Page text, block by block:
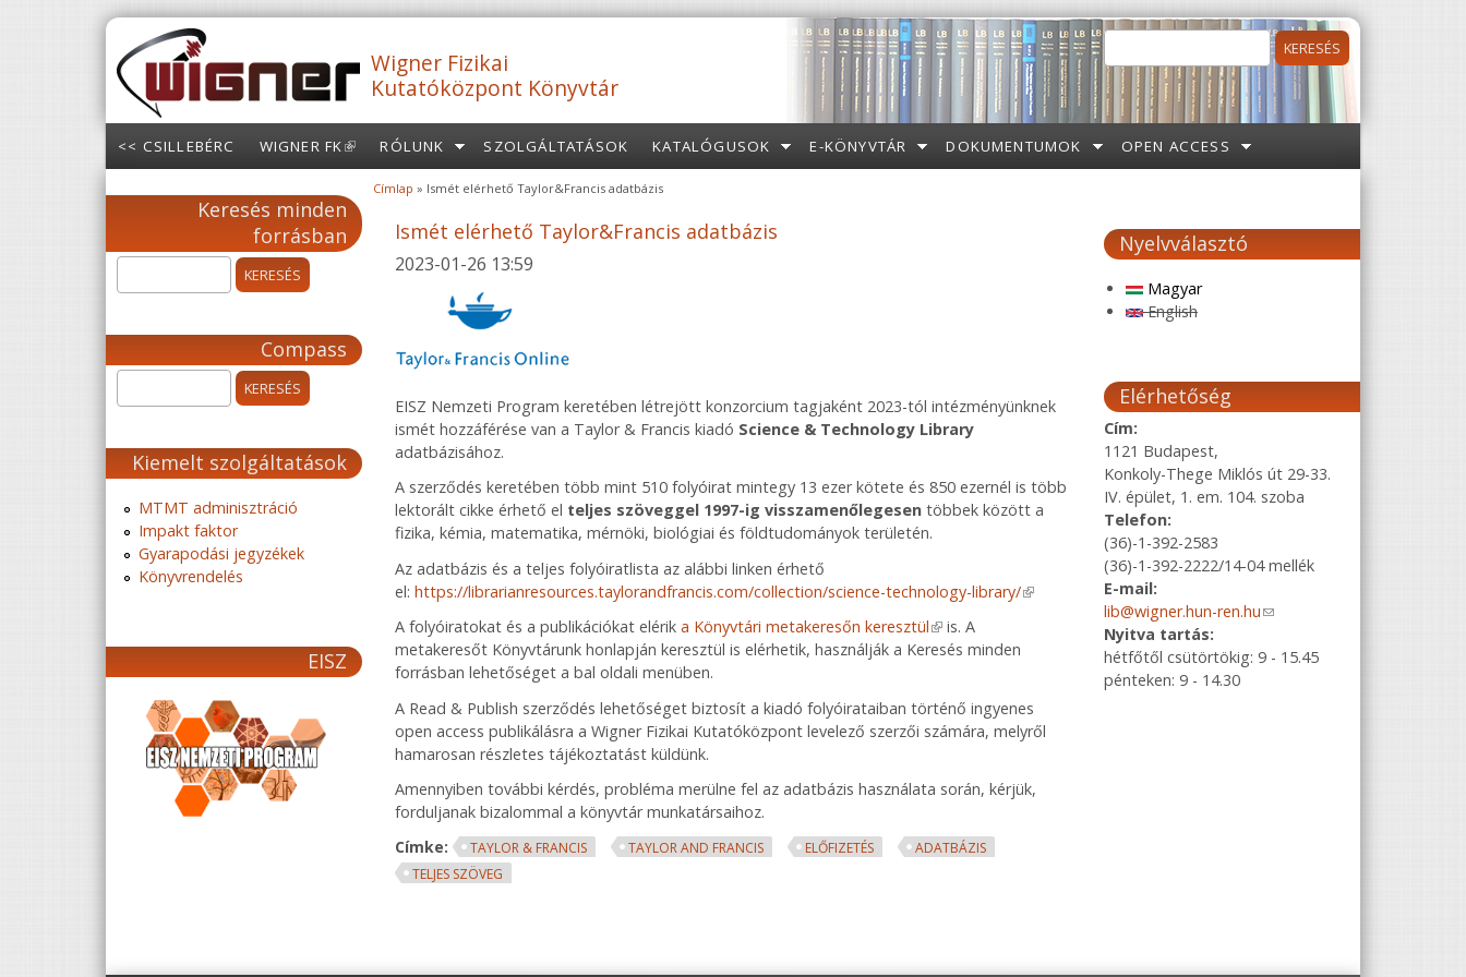
Ugrás a tartalomra
Wigner Fizikai
Kutatóközpont Könyvtár
Keresés űrlap
<< CSILLEBÉRC WIGNER FK(LINK IS
EXTERNAL)
RÓLUNK SZOLGÁLTATÁSOK KATALÓGUSOK E-KÖNYVTÁR DOKUMENTUMOK OPEN ACCESS
Keresés minden
forrásban
Compass
Kiemelt szolgáltatások
MTMT adminisztráció
Impakt faktor
Gyarapodási jegyzékek
Könyvrendelés
EISZ
Jelenlegi hely
Címlap » Ismét elérhető Taylor&Francis adatbázis
Ismét elérhető Taylor&Francis adatbázis
2023-01-26 13:59
EISZ Nemzeti Program keretében létrejött konzorcium tagjaként 2023-tól intézményünknek
ismét hozzáférése van a Taylor & Francis kiadó Science & Technology Library
adatbázisához.
A szerződés keretében több mint 510 folyóirat mintegy 13 ezer kötete és 850 ezernél is több
lektorált cikke érhető el teljes szöveggel 1997-ig visszamenőlegesen többek között a
fizika, kémia, matematika, mérnöki, biológiai és földtudományok területén.
Az adatbázis és a teljes folyóiratlista az alábbi linken érhető
el: https://librarianresources.taylorandfrancis.com/collection/science-technology-library/(link is external)
A folyóiratokat és a publikációkat elérik a Könyvtári metakeresőn keresztül(link is external)
is. A
metakeresőt Könyvtárunk honlapján keresztül is elérhetik, használják a Keresés minden
forrásban lehetőséget a bal oldali menüben.
A Read & Publish szerződés lehetőséget biztosít a kiadó folyóirataiban történő ingyenes
open access publikálásra a Wigner Fizikai Kutatóközpont levelező szerzői számára, melyről
hamarosan részletes tájékoztatást küldünk.
Amennyiben további kérdés, probléma merülne fel az adatbázis használata során, kérjük,
forduljanak bizalommal a könyvtár munkatársaihoz.
Címke:
TAYLOR & FRANCIS TAYLOR AND FRANCIS ELŐFIZETÉS
ADATBÁZIS
TELJES SZÖVEG
Nyelvválasztó
Magyar
English
Elérhetőség
Cím:
1121 Budapest,
Konkoly-Thege Miklós út 29-33.
IV. épület, 1. em. 104. szoba
Telefon:
(36)-1-392-2583
(36)-1-392-2222/14-04 mellék
E-mail:
lib@wigner.hun-ren.hu(link sends e-
Nyitva tartás:
hétfőtől csütörtökig: 9 - 15.45
pénteken: 9 - 14.30